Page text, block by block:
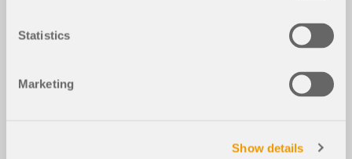
Statistics
Marketing
Show details